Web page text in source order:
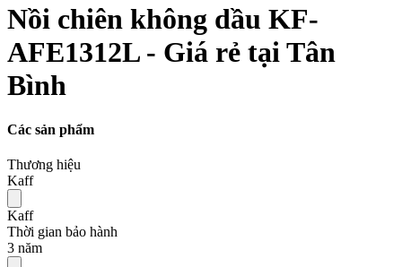
Nồi chiên không dầu KF-
AFE1312L - Giá rẻ tại Tân
Bình
Các sản phẩm
Thương hiệu
Kaff
Kaff
Thời gian bảo hành
3 năm